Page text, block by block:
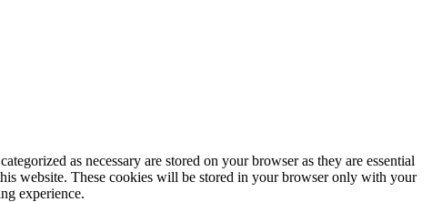
as necessary are stored on your browser as they are essential
website. These cookies will be stored in your browser only with your
experience.